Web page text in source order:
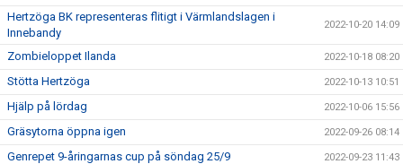
Hertzöga BK representeras flitigt i Värmlandslagen i
Innebandy
2022-10-20 14:09
Zombieloppet Ilanda 2022-10-18 08:20
Stötta Hertzöga 2022-10-13 10:51
Hjälp på lördag 2022-10-06 15:56
Gräsytorna öppna igen 2022-09-26 08:14
Genrepet 9-åringarnas cup på söndag 25/9 2022-09-23 11:43